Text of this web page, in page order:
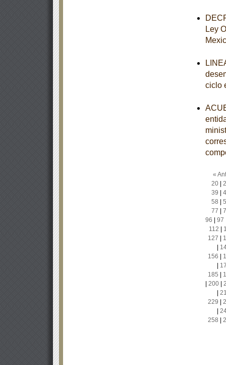
Ley
ciclo
«
20|
39
58
77
96
97
112
127
156
185
200|
229
258